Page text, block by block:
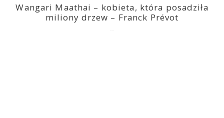
Wangari Maathai – kobieta, która posadziła
miliony drzew – Franck Prévot